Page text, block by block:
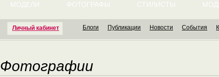
Личный кабинет
МОДЕЛИ ФОТОГРАФЫ СТИЛИСТЫ
Блоги Публикации Новости События
Фотографии